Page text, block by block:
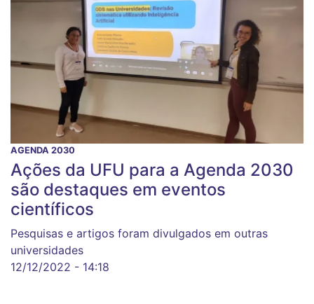
AGENDA 2030
Ações da UFU para a Agenda 2030
são destaques em eventos
científicos
Pesquisas e artigos foram divulgados em outras
universidades
12/12/2022 - 14:18